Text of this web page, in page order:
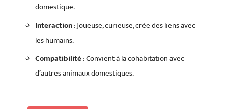
domestique.
Interaction: Joueuse, curieuse, crée des liens avec
les humains.
Compatibilité: Convient à la cohabitation avec
d’autres animaux domestiques.